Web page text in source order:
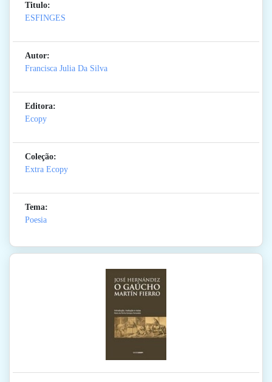
Titulo:
ESFINGES
Autor:
Francisca Julia Da Silva
Editora:
Ecopy
Coleção:
Extra Ecopy
Tema:
Poesia